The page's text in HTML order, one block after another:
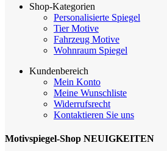
Shop-Kategorien
Personalisierte Spiegel
Tier Motive
Fahrzeug Motive
Wohnraum Spiegel
Kundenbereich
Mein Konto
Meine Wunschliste
Widerrufsrecht
Kontaktieren Sie uns
Motivspiegel-Shop NEUIGKEITEN